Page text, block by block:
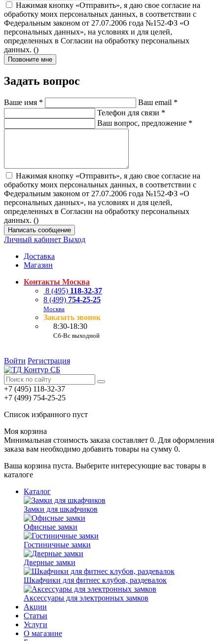
Нажимая кнопку «Отправить», я даю свое согласие на
обработку моих персональных данных, в соответствии с
Федеральным законом от 27.07.2006 года №152-ФЗ «О
персональных данных», на условиях и для целей,
определенных в Согласии на обработку персональных
данных. ()
Позвоните мне
Задать вопрос
Ваше имя * Ваш email *
Телефон для связи *
Ваш вопрос, предложение *
Нажимая кнопку «Отправить», я даю свое согласие на
обработку моих персональных данных, в соответствии с
Федеральным законом от 27.07.2006 года №152-ФЗ «О
персональных данных», на условиях и для целей,
определенных в Согласии на обработку персональных
данных. ()
Написать сообщение
Личный кабинет Выход
Доставка
Магазин
Контакты Москва
8 (495) 118-32-37
8 (499) 754-25-25
Москва
Заказать звонок
8:30-18:30
Сб-Вс выходной
Войти Регистрация
+7 (495) 118-32-37
+7 (499) 754-25-25
Список избранного пуст
Моя корзина
Минимальная стоимость заказа составляет 0. Для оформления
заказа вам необходимо добавить товары на сумму 0.
Ваша корзина пуста. Выберите интересующие вас товары в
каталоге
Каталог
Замки для шкафчиков
Офисные замки
Гостиничные замки
Дверные замки
Шкафчики для фитнес клубов, раздевалок
Аксессуары для электронных замков
Акции
Статьи
Услуги
О магазине